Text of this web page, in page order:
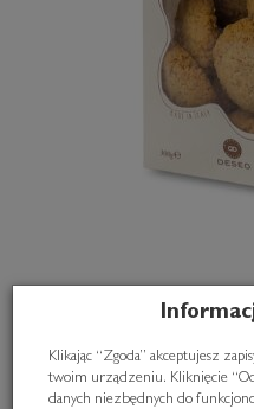
Pełnoziarniste
Klikając “Zgoda” akceptujesz
twoim urządzeniu. Kliknięcie
danych niezbędnych do